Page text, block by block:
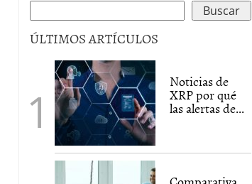
ÚLTIMOS ARTÍCULOS
Noticias de
XRP por qué
las alertas de...